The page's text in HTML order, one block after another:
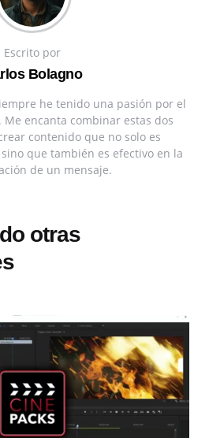
Escrito por
Bolagno
he tenido una pasión por el
encanta combinar estas dos
contenido que no solo es
que también es efectivo en la
de un mensaje.
otras